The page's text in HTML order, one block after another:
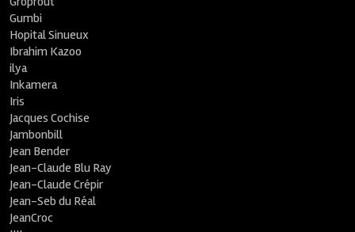
Gumbi
Hopital Sinueux
Ibrahim Kazoo
ilya
Inkamera
Iris
Jacques Cochise
Jambonbill
Jean Bender
Jean-Claude Blu Ray
Jean-Claude Crépir
Jean-Seb du Réal
JeanCroc